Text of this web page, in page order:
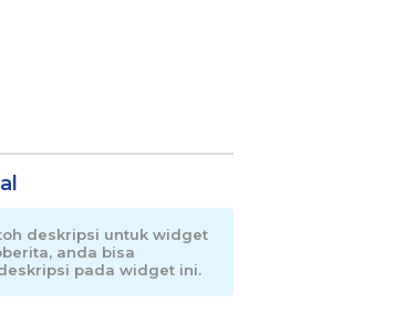
deskripsi untuk widget
anda bisa
pada widget ini.